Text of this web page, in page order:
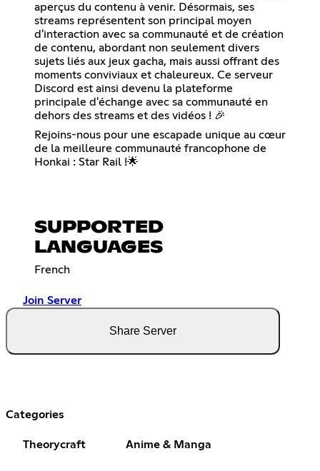
aperçus du contenu à venir. Désormais, ses
streams représentent son principal moyen
d'interaction avec sa communauté et de création
de contenu, abordant non seulement divers
sujets liés aux jeux gacha, mais aussi offrant des
moments conviviaux et chaleureux. Ce serveur
Discord est ainsi devenu la plateforme
principale d'échange avec sa communauté en
dehors des streams et des vidéos ! 🎉
Rejoins-nous pour une escapade unique au cœur
de la meilleure communauté francophone de
Honkai : Star Rail !🌟
SUPPORTED
LANGUAGES
French
Join Server
Share Server
Categories
Theorycraft Anime & Manga